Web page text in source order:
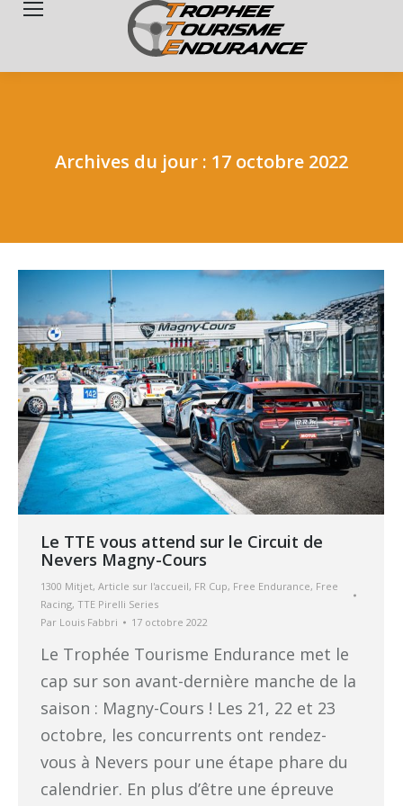
Archives du jour : 17 octobre 2022
Le TTE vous attend sur le Circuit de
Nevers Magny-Cours
1300 Mitjet, Article sur l'accueil, FR Cup, Free Endurance, Free
Racing, TTE Pirelli Series
Par Louis Fabbri 17 octobre 2022
Le Trophée Tourisme Endurance met le
cap sur son avant-dernière manche de la
saison : Magny-Cours ! Les 21, 22 et 23
octobre, les concurrents ont rendez-
vous à Nevers pour une étape phare du
calendrier. En plus d’être une épreuve